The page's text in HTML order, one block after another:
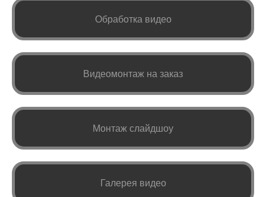
Обработка видео
Видеомонтаж на заказ
Монтаж слайдшоу
Галерея видео